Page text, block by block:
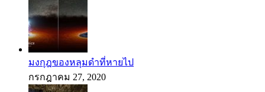
มงกุฎของหลุมดำที่หายไป
กรกฎาคม 27, 2020